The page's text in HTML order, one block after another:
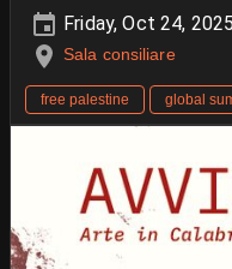
Friday, Oct 24,
Sala consiliare
free palestine global